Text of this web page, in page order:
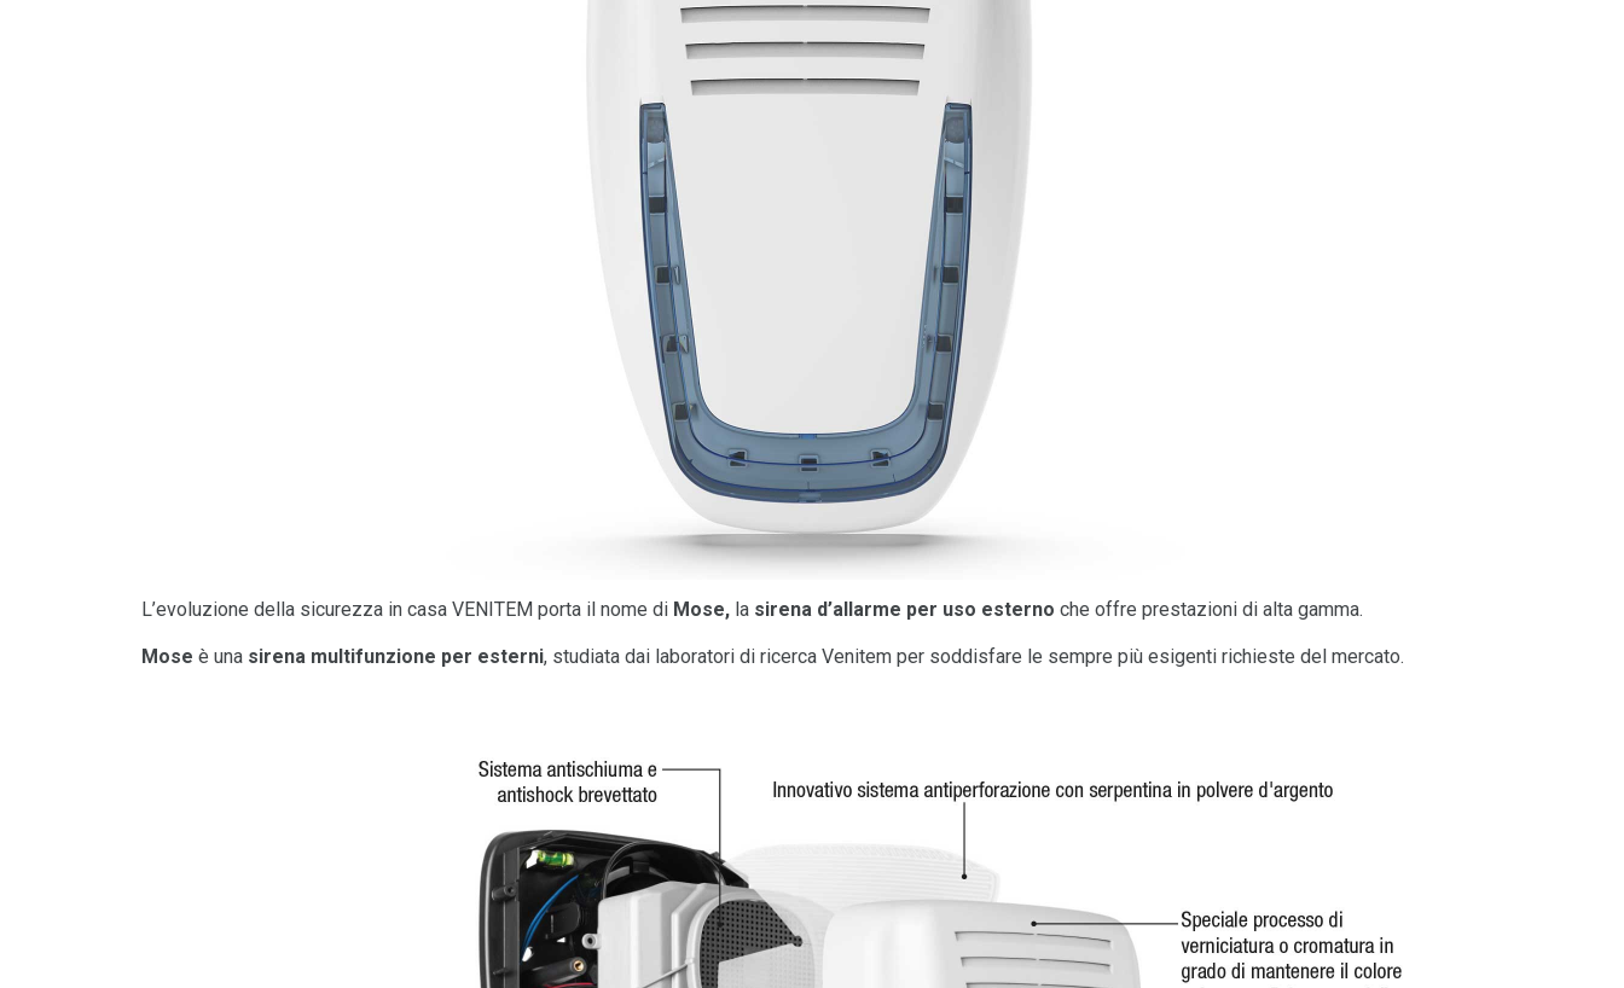
L’evoluzione della sicurezza in casa VENITEM porta il nome di Mose, la sirena d’allarme per uso esterno che offre prestazioni di alta gamma.
Mose è una sirena multifunzione per esterni, studiata dai laboratori di ricerca Venitem per soddisfare le sempre più esigenti richieste del mercato.